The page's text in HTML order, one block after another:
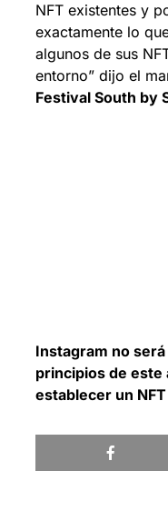
NFT existentes y
exactamente lo
algunos de sus
entorno” dijo el
Festival South by
Instagram no
principios de este
establecer un